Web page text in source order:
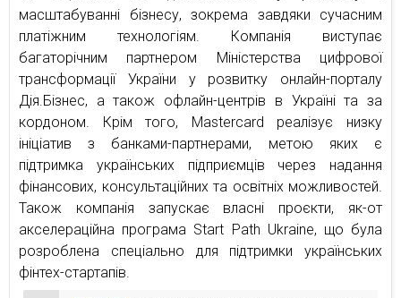
масштабуванні бізнесу, зокрема завдяки сучасним
платіжним технологіям. Компанія виступає
багаторічним партнером Міністерства цифрової
трансформації України у розвитку онлайн-порталу
Дія.Бізнес, а також офлайн-центрів в Україні та за
кордоном. Крім того, Mastercard реалізує низку
ініціатив з банками-партнерами, метою яких є
підтримка українських підприємців через надання
фінансових, консультаційних та освітніх можливостей.
Також компанія запускає власні проєкти, як-от
акселераційна програма Start Path Ukraine, що була
розроблена спеціально для підтримки українських
фінтех-стартапів.